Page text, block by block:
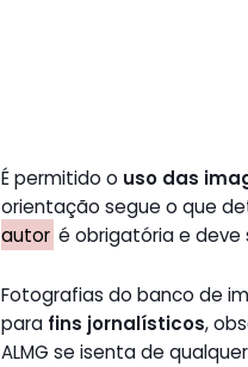
É permitido o uso das
orientação segue o que
autor é obrigatória e
Fotografias do banco de
para fins jornalísticos,
ALMG se isenta de